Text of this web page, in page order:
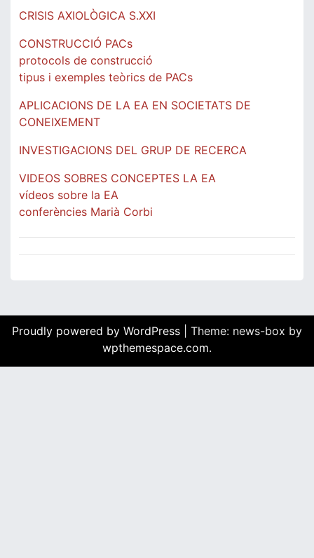
CRISIS AXIOLÒGICA S.XXI
CONSTRUCCIÓ PACs
protocols de construcció
tipus i exemples teòrics de PACs
APLICACIONS DE LA EA EN SOCIETATS DE
CONEIXEMENT
INVESTIGACIONS DEL GRUP DE RECERCA
VIDEOS SOBRES CONCEPTES LA EA
vídeos sobre la EA
conferències Marià Corbi
Proudly powered by WordPress
Theme: news-box by
wpthemespace.com.